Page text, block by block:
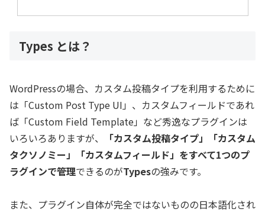
Types とは？
WordPressの場合、カスタム投稿タイプを利用するために
は「Custom Post Type UI」、カスタムフィールドであれ
ば「Custom Field Template」など秀逸なプラグインは
いろいろありますが、
「カスタム投稿タイプ」「カスタム
タクソノミー」「カスタムフィールド」をすべて1つのプ
ラグインで管理できるのがTypesの強みです。
また、プラグイン自体が完全ではないものの日本語化され